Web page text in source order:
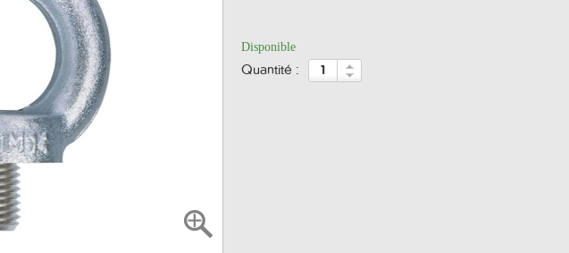
Disponible
quantité :